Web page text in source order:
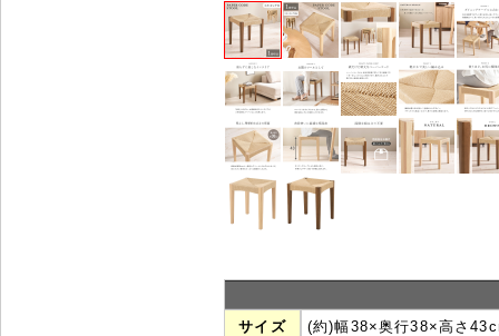
サイズ (約)幅38×奥行38×高さ